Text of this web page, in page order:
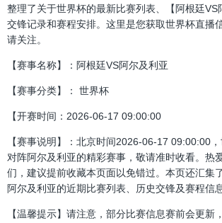
整理了关于世界杯的最新比赛列表、【阿根廷VS
交锋记录和赛程安排。这里是您获取世界杯直播
请关注。
【赛事名称】：阿根廷VS阿尔及利亚
【赛事分类】： 世界杯
【开赛时间：2026-06-17 09:00:00
【赛事说明】：北京时间2026-06-17 09:00:00
对阵阿尔及利亚的精彩赛事，敬请准时收看。热
们，建议提前收藏本页面以免错过。本页还汇集
阿尔及利亚的近期比赛列表、历史交锋及赛程信息
【温馨提示】请注意，部分比赛信息赛前会更新